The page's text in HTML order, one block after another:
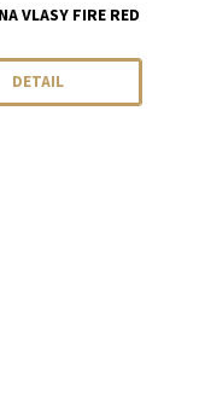
VLASY FIRE RED
DETAIL